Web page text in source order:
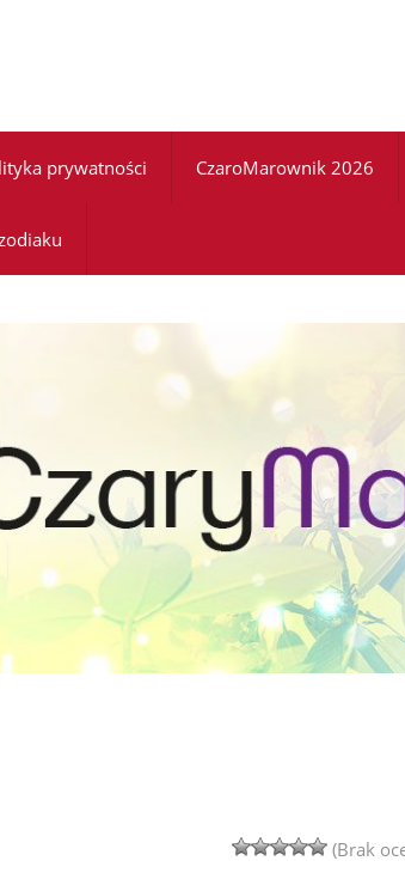
prywatności CzaroMarownik 2026
(Brak